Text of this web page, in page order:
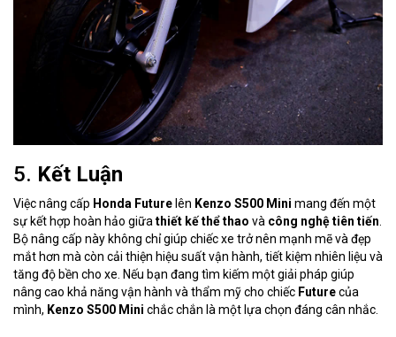
5. Kết Luận
Việc nâng cấp Honda Futurelên Kenzo S500 Mini mang đến một
sự kết hợp hoàn hảo giữa thiết kế thể thao và công nghệ tiên tiến
Bộ nâng cấp này không chỉ giúp chiếc xe trở nên mạnh mẽ và đẹp
mắt hơn mà còn cải thiện hiệu suất vận hành, tiết kiệm nhiên liệu và
tăng độ bền cho xe. Nếu bạn đang tìm kiếm một giải pháp giúp
nâng cao khả năng vận hành và thẩm mỹ cho chiếc Futurecủa
mình, Kenzo S500 Mini chắc chắn là một lựa chọn đáng cân nhắc.